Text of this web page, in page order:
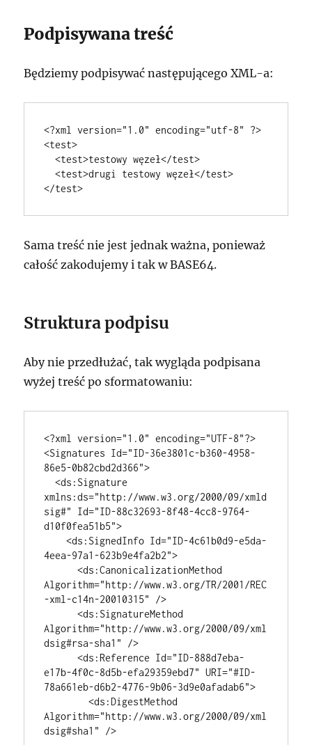
Podpisywana treść
Będziemy podpisywać następującego XML-a:
<?xml version="1.0" encoding="utf-8" ?>
<test>
  <test>testowy węzeł</test>
  <test>drugi testowy węzeł</test>
</test>
Sama treść nie jest jednak ważna, ponieważ
całość zakodujemy i tak w BASE64.
Struktura podpisu
Aby nie przedłużać, tak wygląda podpisana
wyżej treść po sformatowaniu:
<?xml version="1.0" encoding="UTF-8"?>
<Signatures Id="ID-36e3801c-b360-4958-
86e5-0b82cbd2d366">
  <ds:Signature
xmlns:ds="http://www.w3.org/2000/09/xmld
sig#" Id="ID-88c32693-8f48-4cc8-9764-
d10f0fea51b5">
    <ds:SignedInfo Id="ID-4c61b0d9-e5da-
4eea-97a1-623b9e4fa2b2">
      <ds:CanonicalizationMethod
Algorithm="http://www.w3.org/TR/2001/REC
-xml-c14n-20010315" />
      <ds:SignatureMethod
Algorithm="http://www.w3.org/2000/09/xml
dsig#rsa-sha1" />
      <ds:Reference Id="ID-888d7eba-
e17b-4f0c-8d5b-efa29359ebd7" URI="#ID-
78a661eb-d6b2-4776-9b06-3d9e0afadab6">
        <ds:DigestMethod
Algorithm="http://www.w3.org/2000/09/xml
dsig#sha1" />